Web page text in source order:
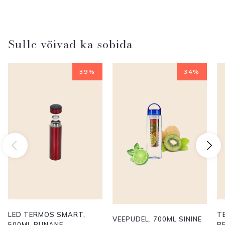
Sulle võivad ka sobida
39%
LED TERMOS SMART,
34%
VEEPUDEL, 700ML SININE